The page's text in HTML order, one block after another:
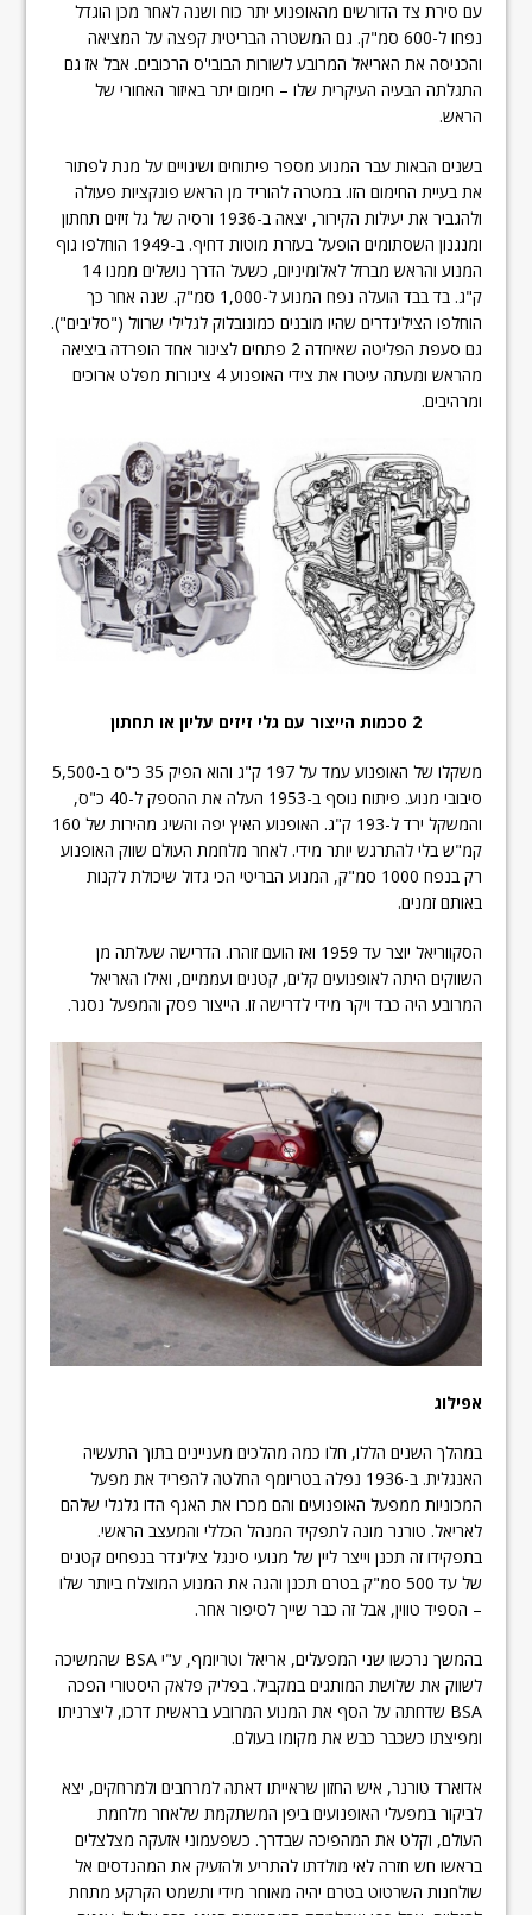
עם סירת צד הדורשים מהאופנוע יתר כוח ושנה לאחר מכן הוגדל
נפחו ל-600 סמ"ק. גם המשטרה הבריטית קפצה על המציאה
והכניסה את האריאל המרובע לשורות הבובי'ס הרכובים. אבל אז גם
התגלתה הבעיה העיקרית שלו – חימום יתר באיזור האחורי של
הראש.
בשנים הבאות עבר המנוע מספר פיתוחים ושינויים על מנת לפתור
את בעיית החימום הזו. במטרה להוריד מן הראש פונקציות פעולה
ולהגביר את יעילות הקירור, יצאה ב-1936 ורסיה של גל זיזים תחתון
ומנגנון השסתומים הופעל בעזרת מוטות דחיף. ב-1949 הוחלפו גוף
המנוע והראש מברזל לאלומיניום, כשעל הדרך נושלים ממנו 14
ק"ג. בד בבד הועלה נפח המנוע ל-1,000 סמ"ק. שנה אחר כך
הוחלפו הצילינדרים שהיו מובנים כמונובלוק לגלילי שרוול ("סליבים").
גם סעפת הפליטה שאיחדה 2 פתחים לצינור אחד הופרדה ביציאה
מהראש ומעתה עיטרו את צידי האופנוע 4 צינורות מפלט ארוכים
ומרהיבים.
2 סכמות הייצור עם גלי זיזים עליון או תחתון
משקלו של האופנוע עמד על 197 ק"ג והוא הפיק 35 כ"ס ב-5,500
סיבובי מנוע. פיתוח נוסף ב-1953 העלה את ההספק ל-40 כ"ס,
והמשקל ירד ל-193 ק"ג. האופנוע האיץ יפה והשיג מהירות של 160
קמ"ש בלי להתרגש יותר מידי. לאחר מלחמת העולם שווק האופנוע
רק בנפח 1000 סמ"ק, המנוע הבריטי הכי גדול שיכולת לקנות
באותם זמנים.
הסקווריאל יוצר עד 1959 ואז הועם זוהרו. הדרישה שעלתה מן
השווקים היתה לאופנועים קלים, קטנים ועממיים, ואילו האריאל
המרובע היה כבד ויקר מידי לדרישה זו. הייצור פסק והמפעל נסגר.
אפילוג
במהלך השנים הללו, חלו כמה מהלכים מעניינים בתוך התעשיה
האנגלית. ב-1936 נפלה בטריומף החלטה להפריד את מפעל
המכוניות ממפעל האופנועים והם מכרו את האגף הדו גלגלי שלהם
לאריאל. טורנר מונה לתפקיד המנהל הכללי והמעצב הראשי.
בתפקידו זה תכנן וייצר ליין של מנועי סינגל צילינדר בנפחים קטנים
של עד 500 סמ"ק בטרם תכנן והגה את המנוע המוצלח ביותר שלו
– הספיד טווין, אבל זה כבר שייך לסיפור אחר.
בהמשך נרכשו שני המפעלים, אריאל וטריומף, ע"י BSA שהמשיכה
לשווק את שלושת המותגים במקביל. בפליק פלאק היסטורי הפכה
BSA שדחתה על הסף את המנוע המרובע בראשית דרכו, ליצרניתו
ומפיצתו כשכבר כבש את מקומו בעולם.
אדוארד טורנר, איש החזון שראייתו דאתה למרחבים ולמרחקים, יצא
לביקור במפעלי האופנועים ביפן המשתקמת שלאחר מלחמת
העולם, וקלט את המהפיכה שבדרך. כשפעמוני אזעקה מצלצלים
בראשו חש חזרה לאי מולדתו להתריע ולהזעיק את המהנדסים אל
שולחנות השרטוט בטרם יהיה מאוחר מידי ותשמט הקרקע מתחת